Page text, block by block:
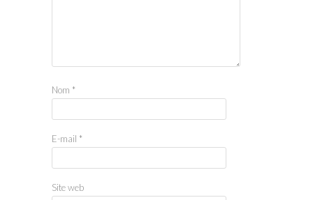
Nom *
E-mail *
Site web